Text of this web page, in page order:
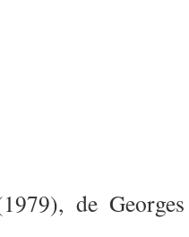
de